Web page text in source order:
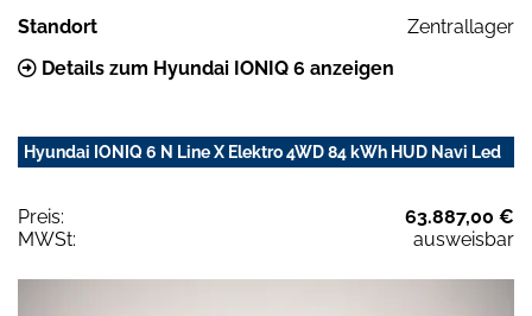
Standort
Zentrallager
Details zum Hyundai IONIQ 6 anzeigen
Hyundai IONIQ 6 N Line X Elektro 4WD 84 kWh HUD Navi Led
Preis:
63.887,00 €
MWSt:
ausweisbar